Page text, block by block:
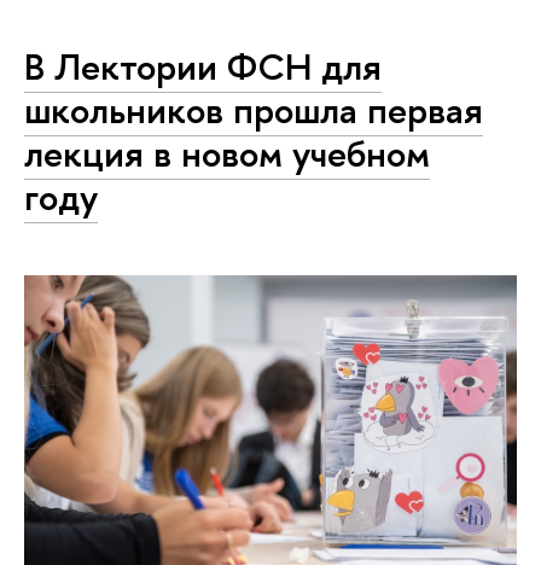
В Лектории ФСН для
школьников прошла первая
лекция в новом учебном
году